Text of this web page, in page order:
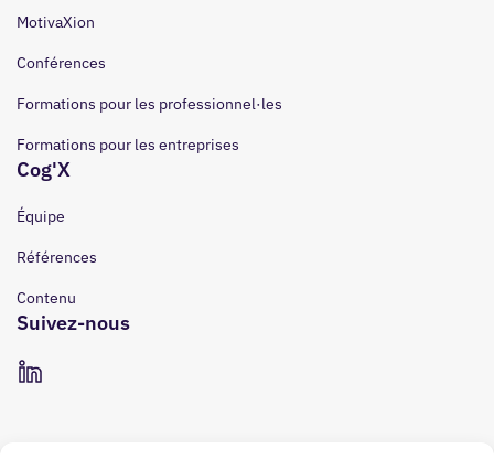
MotivaXion
Conférences
Formations pour les professionnel·les
Formations pour les entreprises
Cog'X
Équipe
Références
Contenu
Suivez-nous